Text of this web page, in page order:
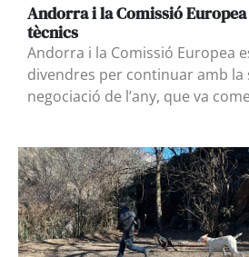
Andorra i la Comissió
tècnics
Andorra i la Comissió Europea
divendres per continuar amb la
negociació de l’any, que va